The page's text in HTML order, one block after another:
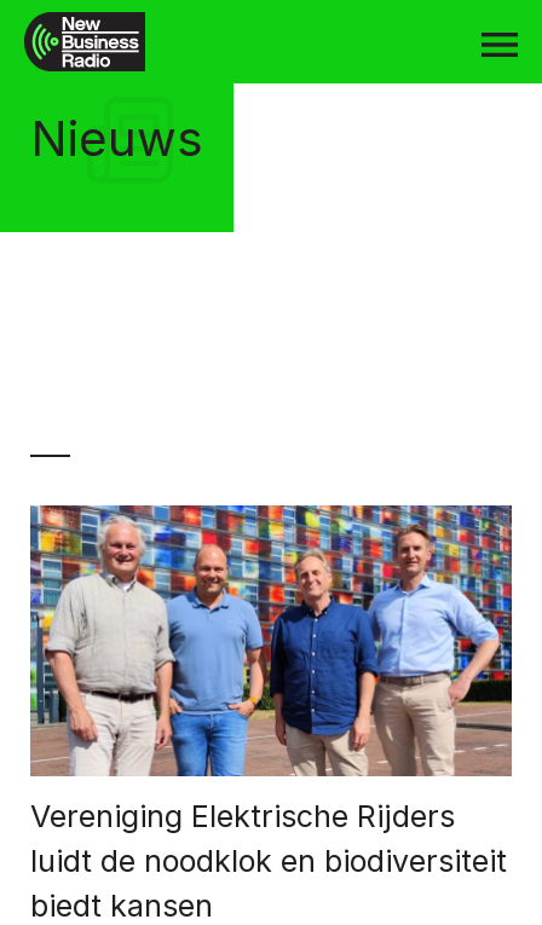
Nieuws
Vereniging Elektrische Rijders
luidt de noodklok en biodiversiteit
biedt kansen